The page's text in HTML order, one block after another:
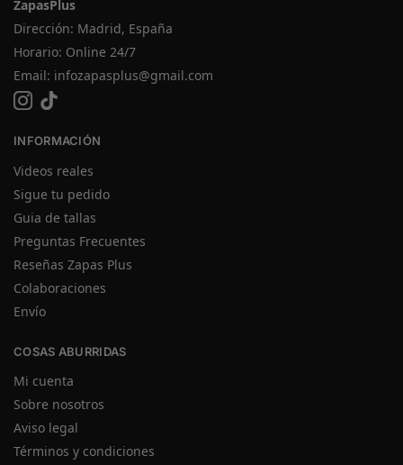
ZapasPlus
Dirección: Madrid, España
Horario: Online 24/7
Email: infozapasplus@gmail.com
INFORMACIÓN
Videos reales
Sigue tu pedido
Guia de tallas
Preguntas Frecuentes
Reseñas Zapas Plus
Colaboraciones
Envío
COSAS ABURRIDAS
Mi cuenta
Sobre nosotros
Aviso legal
Términos y condiciones